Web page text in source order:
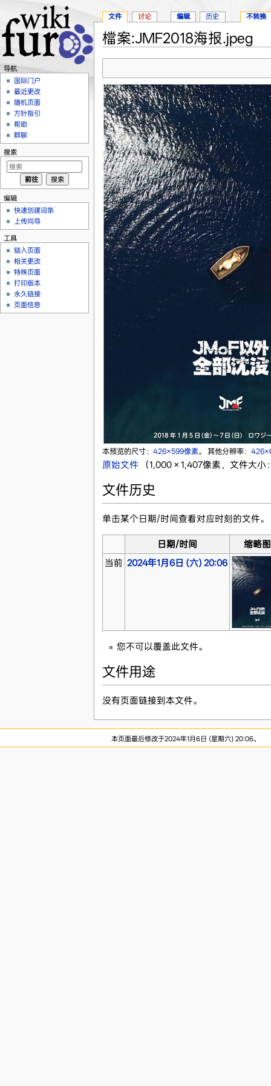
檔案:JMF2018海报.jpeg
本预览的尺寸： 426×599像素。 其他分辨率：
原始文件‎ （1,000 × 1,407像素，文件大
文件历史
单击某个日期/时间查看对应时刻的文件。
日期/时间
缩略图
当前 2024年1月6日 (六) 20:06
您不可以覆盖此文件。
文件用途
没有页面链接到本文件。
文件 讨论 编辑 历史 不转换
导航
国际门户
最近更改
随机页面
方针指引
帮助
群聊
搜索
编辑
快速创建词条
上传向导
工具
链入页面
相关更改
特殊页面
打印版本
永久链接
页面信息
本页面最后修改于2024年1月6日 (星期六) 20:06。